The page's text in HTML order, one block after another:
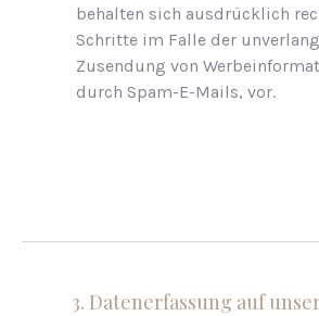
behalten sich ausdrücklich
Schritte im Falle der
Zusendung von
durch Spam-E-Mails, vor.
3. Datenerfassung auf